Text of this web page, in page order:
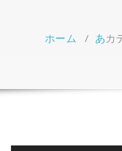
ホーム / あカ